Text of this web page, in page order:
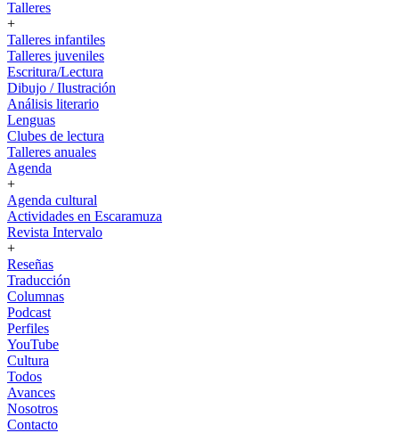
Talleres
+
Talleres infantiles
Talleres juveniles
Escritura/Lectura
Dibujo / Ilustración
Análisis literario
Lenguas
Clubes de lectura
Talleres anuales
Agenda
+
Agenda cultural
Actividades en Escaramuza
Revista Intervalo
+
Reseñas
Traducción
Columnas
Podcast
Perfiles
YouTube
Cultura
Todos
Avances
Nosotros
Contacto